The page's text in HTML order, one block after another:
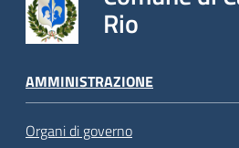
Rio
AMMINISTRAZIONE
Organi di governo